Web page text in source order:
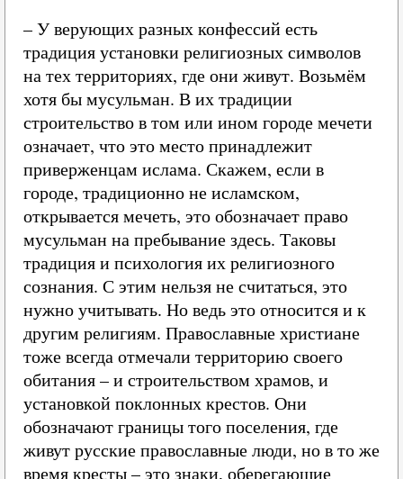
– У верующих разных конфессий есть
традиция установки религиозных символов
на тех территориях, где они живут. Возьмём
хотя бы мусульман. В их традиции
строительство в том или ином городе мечети
означает, что это место принадлежит
приверженцам ислама. Скажем, если в
городе, традиционно не исламском,
открывается мечеть, это обозначает право
мусульман на пребывание здесь. Таковы
традиция и психология их религиозного
сознания. С этим нельзя не считаться, это
нужно учитывать. Но ведь это относится и к
другим религиям. Православные христиане
тоже всегда отмечали территорию своего
обитания – и строительством храмов, и
установкой поклонных крестов. Они
обозначают границы того поселения, где
живут русские православные люди, но в то же
время кресты – это знаки, оберегающие